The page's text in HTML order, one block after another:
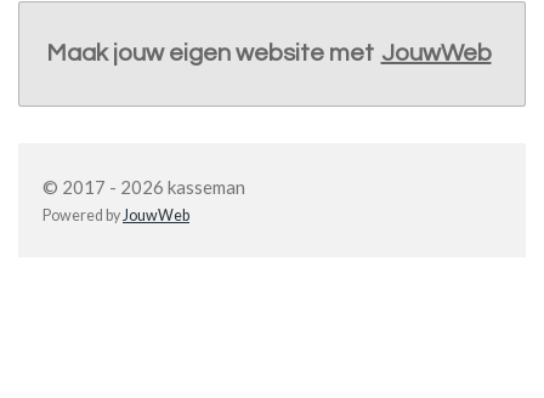
Maak jouw eigen website met JouwWeb
© 2017 - 2026 kasseman
Powered byJouwWeb